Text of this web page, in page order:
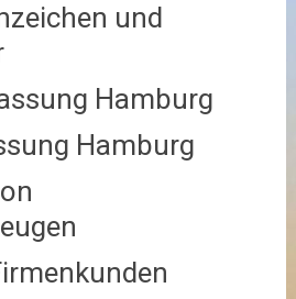
und
Hamburg
Hamburg